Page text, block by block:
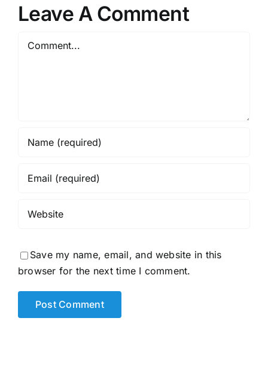
Leave A Comment
Save my name, email, and website in this
browser for the next time I comment.